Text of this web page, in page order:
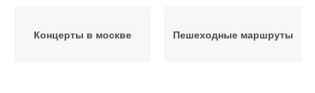
Концерты в москве Пешеходные маршруты